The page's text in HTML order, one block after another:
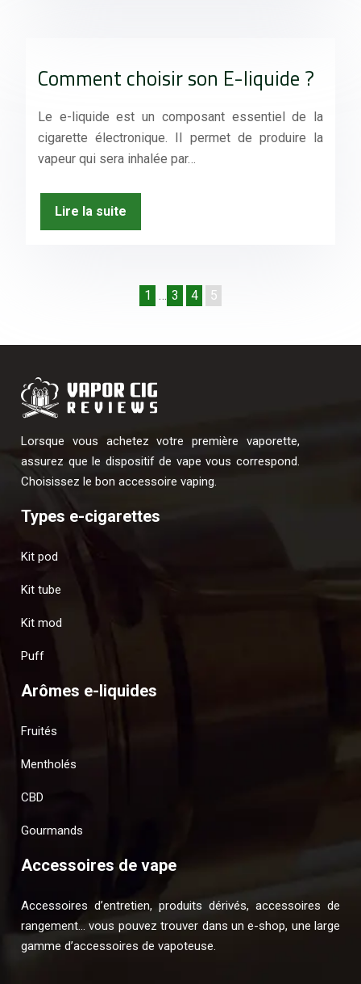
Comment choisir son E-liquide ?
Le e-liquide est un composant essentiel de la
cigarette électronique. Il permet de produire la
vapeur qui sera inhalée par…
Lire la suite
1 … 3 4 5
Lorsque vous achetez votre première vaporette,
assurez que le dispositif de vape vous correspond.
Choisissez le bon accessoire vaping.
Types e-cigarettes
Kit pod
Kit tube
Kit mod
Puff
Arômes e-liquides
Fruités
Mentholés
CBD
Gourmands
Accessoires de vape
Accessoires d’entretien, produits dérivés, accessoires de
rangement… vous pouvez trouver dans un e-shop, une large
gamme d’accessoires de vapoteuse.